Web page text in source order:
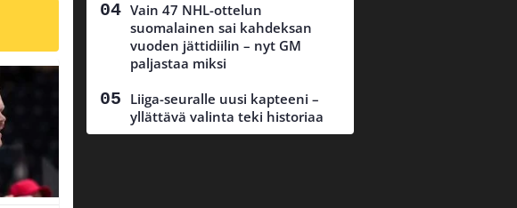
Vain 47 NHL-ottelun
suomalainen sai kahdeksan
vuoden jättidiilin – nyt GM
paljastaa miksi
Liiga-seuralle uusi kapteeni –
yllättävä valinta teki historiaa